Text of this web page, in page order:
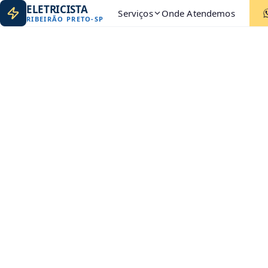
ELETRICISTA
RIBEIRÃO PRETO-SP Serviços Onde Atendemos